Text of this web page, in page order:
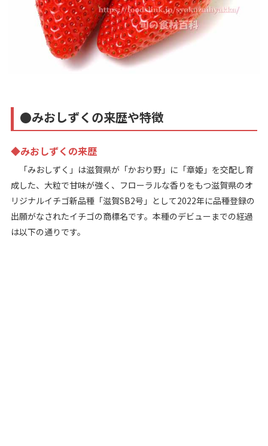
●みおしずくの来歴や特徴
◆みおしずくの来歴
「みおしずく」は滋賀県が「かおり野」に「章姫」を交配し育
成した、大粒で甘味が強く、フローラルな香りをもつ滋賀県のオ
リジナルイチゴ新品種「滋賀SB2号」として2022年に品種登録の
出願がなされたイチゴの商標名です。本種のデビューまでの経過
は以下の通りです。